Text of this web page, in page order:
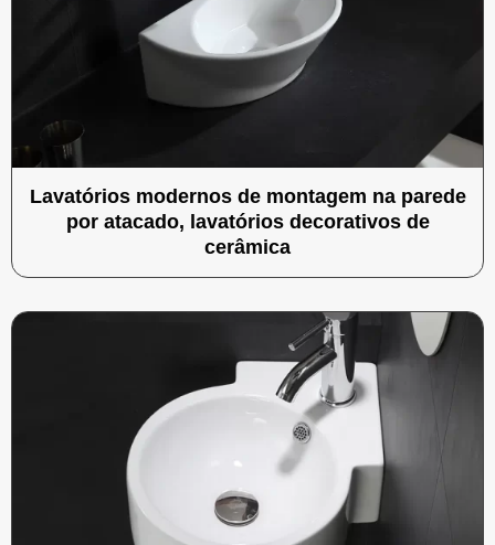
Lavatórios modernos de montagem na parede
por atacado, lavatórios decorativos de
cerâmica